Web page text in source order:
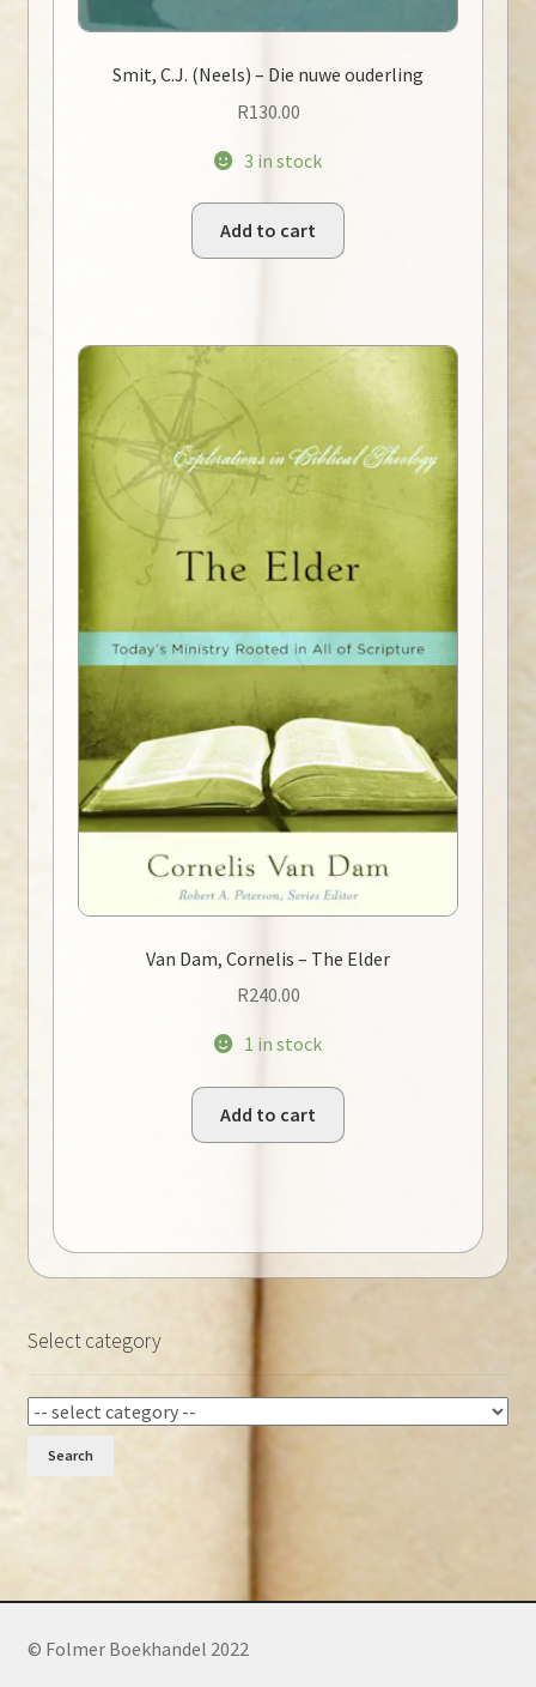
Smit, C.J. (Neels) – Die nuwe ouderling
R130.00
3 in stock
Add to cart
Van Dam, Cornelis – The Elder
R240.00
1 in stock
Add to cart
Select category
Search
© Folmer Boekhandel 2022